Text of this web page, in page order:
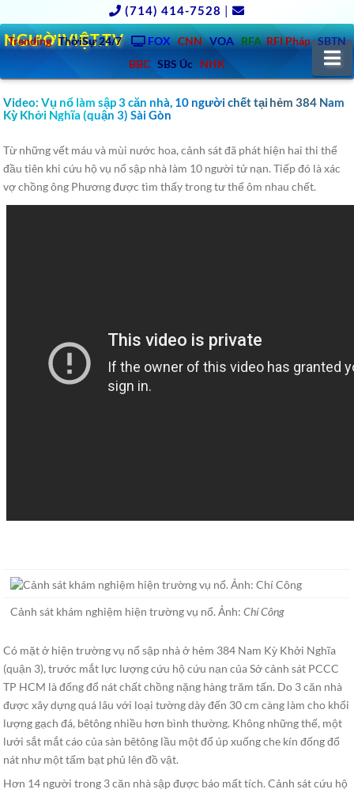
(714) 414-7528 |
Trending ThờiSự 24/7 FOX CNN VOA RFA RFI Pháp SBTN
BBC SBS Úc NHK
NGƯỜIVIỆT.TV
Video: Vụ nổ làm sập 3 căn nhà, 10 người chết tại hẻm 384 Nam
Kỳ Khởi Nghĩa (quận 3) Sài Gòn
Từ những vết máu và mùi nước hoa, cảnh sát đã phát hiện hai thi thể
đầu tiên khi cứu hộ vụ nổ sập nhà làm 10 người tử nạn. Tiếp đó là xác
vợ chồng ông Phương được tìm thấy trong tư thế ôm nhau chết.
Cảnh sát khám nghiệm hiện trường vụ nổ. Ảnh: Chí Công
Có mặt ở hiện trường vụ nổ sập nhà ở hẻm 384 Nam Kỳ Khởi Nghĩa
(quận 3), trước mắt lực lượng cứu hộ cứu nạn của Sở cảnh sát PCCC
TP HCM là đống đổ nát chất chồng nặng hàng trăm tấn. Do 3 căn nhà
được xây dựng quá lâu với loại tường dày đến 30 cm càng làm cho khối
lượng gạch đá, bêtông nhiều hơn bình thường. Không những thế, một
lưới sắt mắt cáo của sàn bêtông lầu một đổ úp xuống che kín đống đổ
nát như một tấm bạt phủ lên đồ vật.
Hơn 14 người trong 3 căn nhà sập được báo mất tích. Cảnh sát cứu hộ